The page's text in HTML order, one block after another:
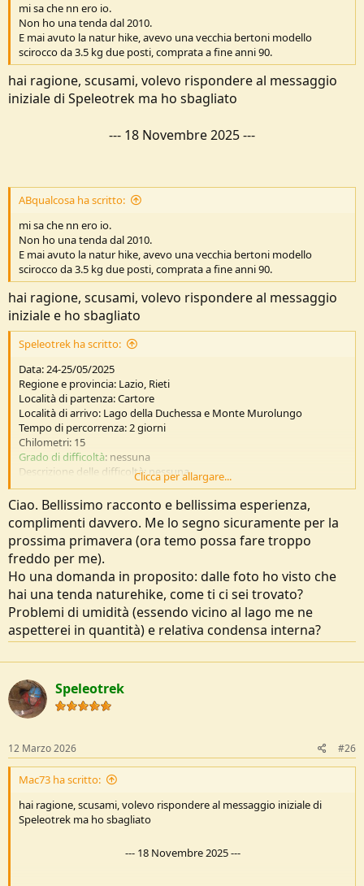
mi sa che nn ero io.
Non ho una tenda dal 2010.
E mai avuto la natur hike, avevo una vecchia bertoni modello
scirocco da 3.5 kg due posti, comprata a fine anni 90.
hai ragione, scusami, volevo rispondere al messaggio
iniziale di Speleotrek ma ho sbagliato
--- 18 Novembre 2025---
ABqualcosa ha scritto:
mi sa che nn ero io.
Non ho una tenda dal 2010.
E mai avuto la natur hike, avevo una vecchia bertoni modello
scirocco da 3.5 kg due posti, comprata a fine anni 90.
hai ragione, scusami, volevo rispondere al messaggio
iniziale e ho sbagliato
Speleotrek ha scritto:
Data: 24-25/05/2025
Regione e provincia: Lazio, Rieti
Località di partenza: Cartore
Località di arrivo: Lago della Duchessa e Monte Murolungo
Tempo di percorrenza: 2 giorni
Chilometri: 15
Grado di difficoltà: nessuna
Descrizione delle difficoltà: nessuna
Periodo consigliato: primavera, estate , autunno
Segnaletica: altalenante
Dislivello in salita: 1.357
Dislivello in discesa: 1.357
Quota massima: 2.184
Accesso stradale: Strada asfaltata fino a Cartore
Descrizione
Ad un certo punto della mia “vita escursionistica”, fatta unicamente
di uscite “in giornata”, ho deciso di cambiare approccio e di
sperimentare la permanenza in montagna con pernotto (bivacco), e
questo per non abbandonare i luoghi come sempre, e per
risvegliarmi negli stessi. Per vivere quindi per la prima volta dei
momenti diversi, per trovarmi in posti diversi nell’ora del tramonto e
dell’alba.
scoprire e sperimentare.
Non ho neanche ben chiaro quale sia stato il momento preciso in
qualcosa che è maturato piano piano nel corso dei mesi, ma sta di
fatto che senza rendermene conto mi sono ritrovato ad annaspare
Clicca per allargare...
Ciao. Bellissimo racconto e bellissima esperienza,
complimenti davvero. Me lo segno sicuramente per la
prossima primavera (ora temo possa fare troppo
freddo per me).
Ho una domanda in proposito: dalle foto ho visto che
hai una tenda naturehike, come ti ci sei trovato?
Problemi di umidità (essendo vicino al lago me ne
aspetterei in quantità) e relativa condensa interna?
Speleotrek
12 Marzo 2026 #26
Mac73 ha scritto:
hai ragione, scusami, volevo rispondere al messaggio iniziale di
Speleotrek ma ho sbagliato
--- 18 Novembre 2025---